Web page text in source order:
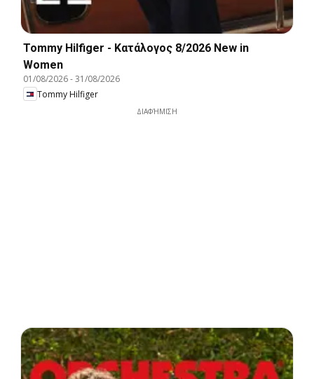
Tommy Hilfiger - Kατάλογος 8/2026 New in
Women
01/08/2026-31/08/2026
Tommy Hilfiger
ΔΙΑΦΉΜΙΣΗ